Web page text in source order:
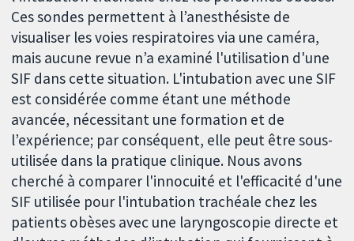
Ces sondes permettent à l’anesthésiste de
visualiser les voies respiratoires via une caméra,
mais aucune revue n’a examiné l'utilisation d'une
SIF dans cette situation. L'intubation avec une SIF
est considérée comme étant une méthode
avancée, nécessitant une formation et de
l’expérience; par conséquent, elle peut être sous-
utilisée dans la pratique clinique. Nous avons
cherché à comparer l'innocuité et l'efficacité d'une
SIF utilisée pour l'intubation trachéale chez les
patients obèses avec une laryngoscopie directe et